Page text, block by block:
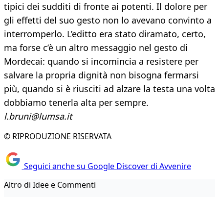
tipici dei sudditi di fronte ai potenti. Il dolore per
gli effetti del suo gesto non lo avevano convinto a
interromperlo. L’editto era stato diramato, certo,
ma forse c’è un altro messaggio nel gesto di
Mordecai: quando si incomincia a resistere per
salvare la propria dignità non bisogna fermarsi
più, quando si è riusciti ad alzare la testa una volta
dobbiamo tenerla alta per sempre.
l.bruni@lumsa.it
© RIPRODUZIONE RISERVATA
Seguici anche su Google Discover di Avvenire
Altro di Idee e Commenti